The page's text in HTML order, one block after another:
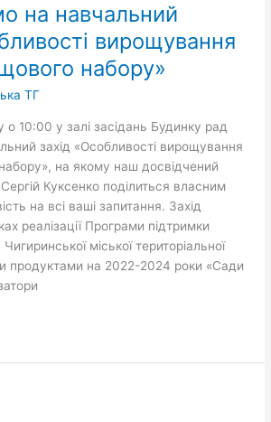
на навчальний
вирощування
набору»
ТГ
о 10:00 у залі засідань Будинку рад
захід «Особливості вирощування
на якому наш досвідчений
Куксенко поділиться власним
на всі ваші запитання. Захід
реалізації Програми підтримки
міської територіальної
продуктами на 2022-2024 роки «Сади